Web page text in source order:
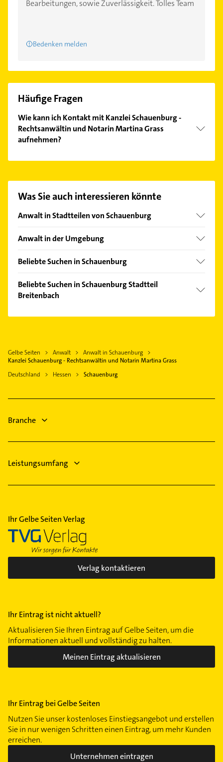
Bearbeitungen, sowie Zuverlässigkeit. Tolles Team
Bedenken melden
Häufige Fragen
Wie kann ich Kontakt mit Kanzlei Schauenburg -
Rechtsanwältin und Notarin Martina Grass
aufnehmen?
unserem Kontaktdaten-Bereich auswählen. Hier
finden Sie alleKontaktdaten .
Was Sie auch interessieren könnte
Anwalt in Stadtteilen von Schauenburg
Elgershausen
Anwalt in der Umgebung
Habichtswald
Baunatal
Edermünde
Kassel
Beliebte Suchen in Schauenburg
Schreiner
Putzfrau
Arzt
Immobilien
Immobilienmakler
Beliebte Suchen in Schauenburg Stadtteil
Breitenbach
Schreiner
Gelbe Seiten Anwalt
Anwalt in Schauenburg
Kanzlei Schauenburg - Rechtsanwältin und Notarin Martina Grass
Deutschland
Hessen Schauenburg
Branche
Leistungsumfang
Ihr Gelbe Seiten Verlag
Verlag kontaktieren
Ihr Eintrag ist nicht aktuell?
Aktualisieren Sie Ihren Eintrag auf Gelbe Seiten, um die
Informationen aktuell und vollständig zu halten.
Meinen Eintrag aktualisieren
Ihr Eintrag bei Gelbe Seiten
Nutzen Sie unser kostenloses Einstiegsangebot und erstellen
Sie in nur wenigen Schritten einen Eintrag, um mehr Kunden
erreichen.
Unternehmen eintragen